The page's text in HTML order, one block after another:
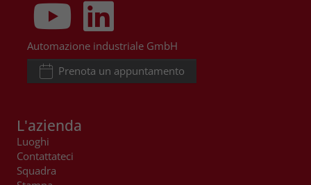
Automazione industriale GmbH
Prenota un appuntamento
L'azienda
Luoghi
Contattateci
Squadra